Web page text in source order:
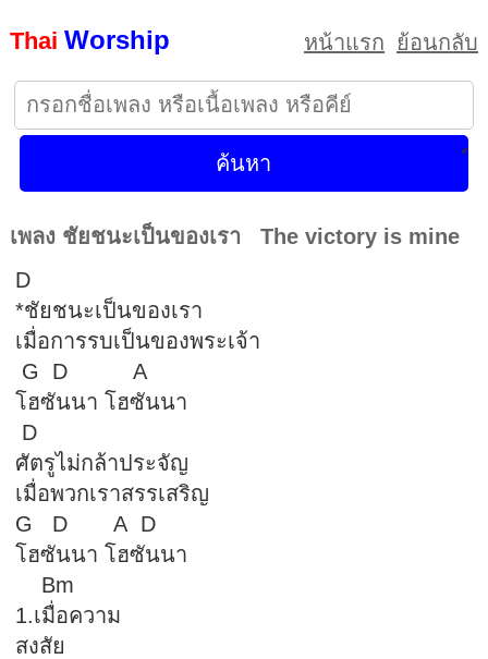
Thai Worship หน้าแรก ย้อนกลับ
เพลง ชัยชนะเป็นของเรา The victory is mine
D
*ชัยชนะเป็นของเรา
เมื่อการรบเป็นของพระเจ้า
G D A
โฮซันนา โฮซันนา
D
ศัตรูไม่กล้าประจัญ
เมื่อพวกเราสรรเสริญ
G D A D
โฮซันนา โฮซันนา
Bm
1.เมื่อความ
สงสัย